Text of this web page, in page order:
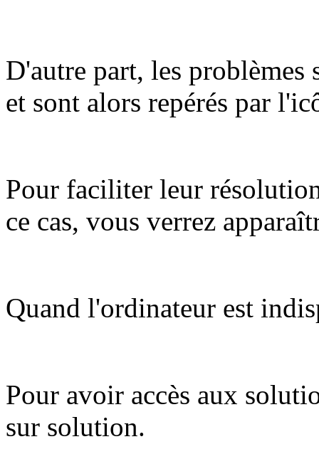
D'autre part, les problèmes
et sont alors repérés par
Pour faciliter leur
ce cas, vous verrez
Quand l'ordinateur est
Pour avoir accès aux
sur solution.